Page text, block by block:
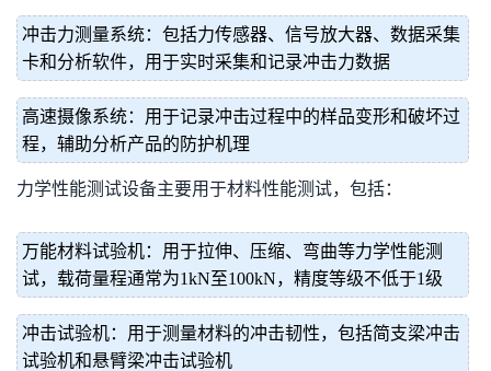
冲击力测量系统：包括力传感器、信号放大器、数据采集
卡和分析软件，用于实时采集和记录冲击力数据
高速摄像系统：用于记录冲击过程中的样品变形和破坏过
程，辅助分析产品的防护机理
力学性能测试设备主要用于材料性能测试，包括：
万能材料试验机：用于拉伸、压缩、弯曲等力学性能测
试，载荷量程通常为1kN至100kN，精度等级不低于1级
冲击试验机：用于测量材料的冲击韧性，包括简支梁冲击
试验机和悬臂梁冲击试验机